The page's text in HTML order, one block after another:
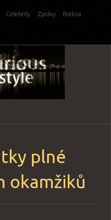
Celebrity Zprávy Rodina
plné
okamžiků